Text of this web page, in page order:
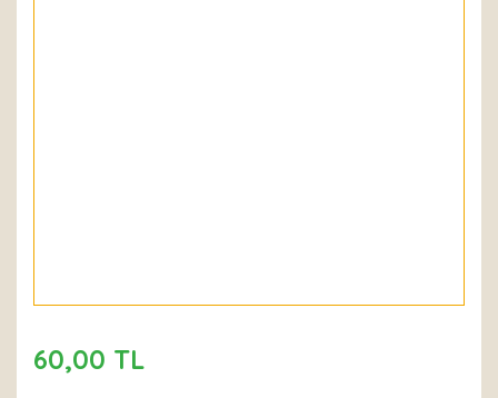
60,00 TL